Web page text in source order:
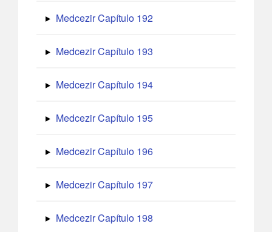
Medcezir Capítulo 192
Medcezir Capítulo 193
Medcezir Capítulo 194
Medcezir Capítulo 195
Medcezir Capítulo 196
Medcezir Capítulo 197
Medcezir Capítulo 198